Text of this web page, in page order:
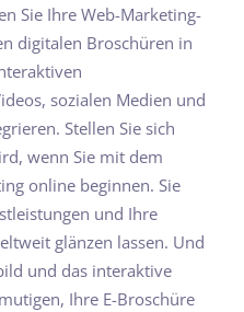
Sie Ihre Web-Marketing-
digitalen Broschüren in
sozialen Medien und
Stellen Sie sich
wenn Sie mit dem
online beginnen. Sie
und Ihre
glänzen lassen. Und
und das interaktive
Ihre E-Broschüre